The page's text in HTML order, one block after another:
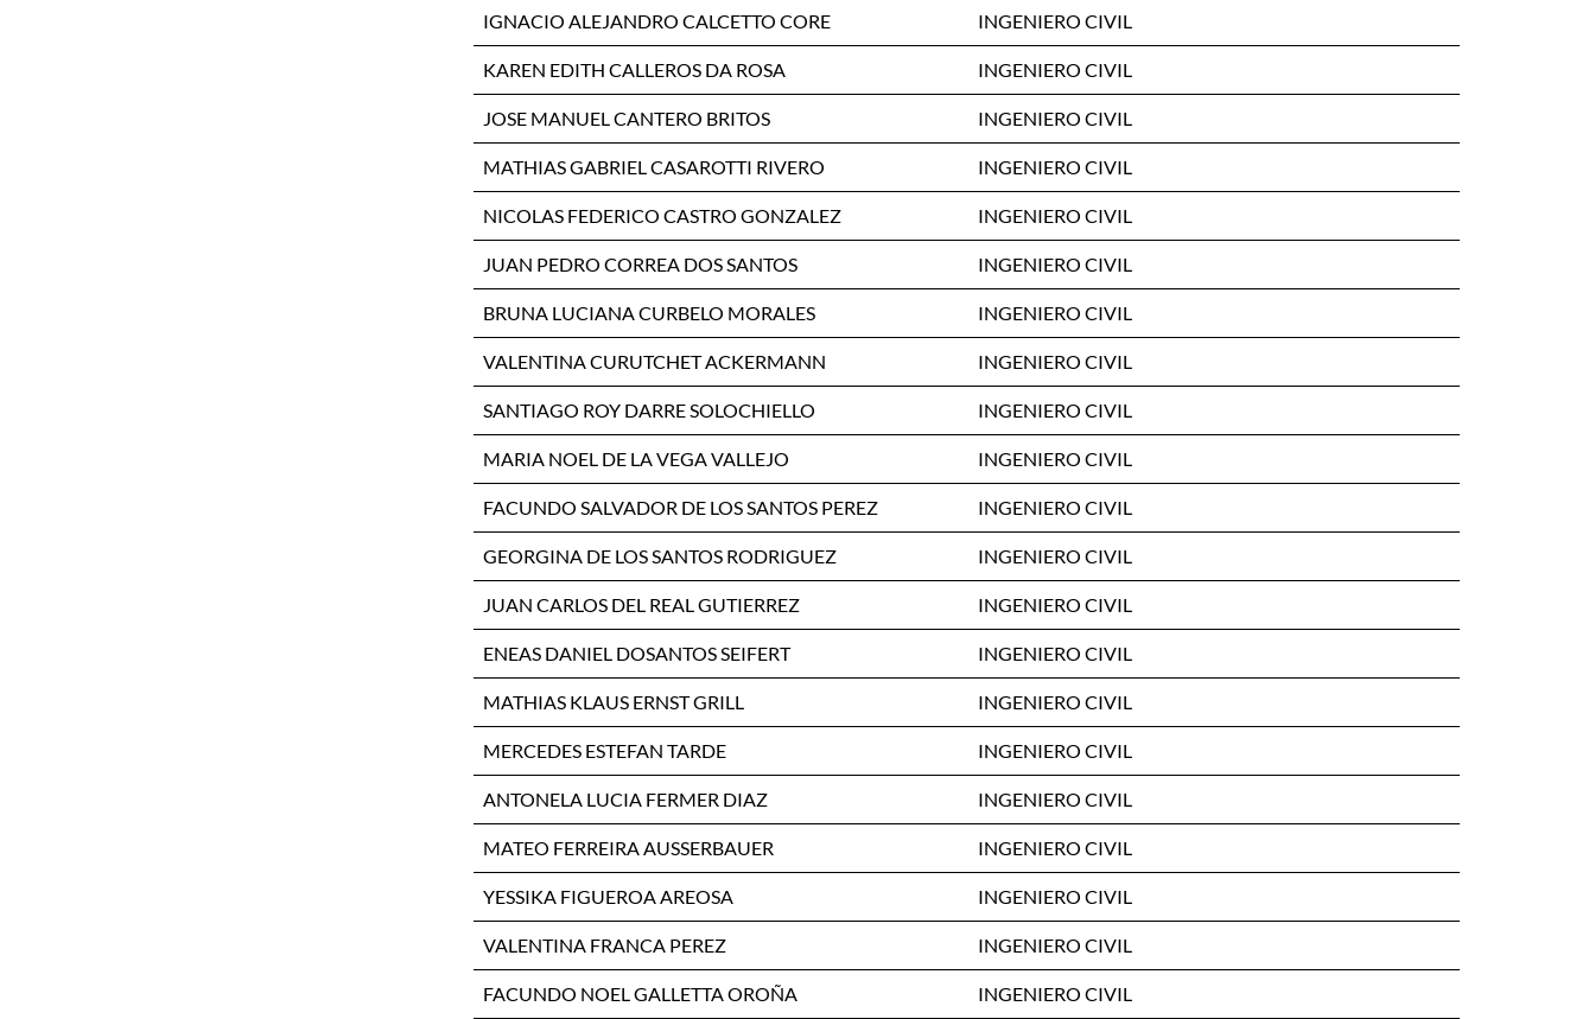
IGNACIO ALEJANDRO CALCETTO CORE INGENIERO CIVIL
KAREN EDITH CALLEROS DA ROSA INGENIERO CIVIL
JOSE MANUEL CANTERO BRITOS INGENIERO CIVIL
MATHIAS GABRIEL CASAROTTI RIVERO INGENIERO CIVIL
NICOLAS FEDERICO CASTRO GONZALEZ INGENIERO CIVIL
JUAN PEDRO CORREA DOS SANTOS INGENIERO CIVIL
BRUNA LUCIANA CURBELO MORALES INGENIERO CIVIL
VALENTINA CURUTCHET ACKERMANN INGENIERO CIVIL
SANTIAGO ROY DARRE SOLOCHIELLO INGENIERO CIVIL
MARIA NOEL DE LA VEGA VALLEJO INGENIERO CIVIL
FACUNDO SALVADOR DE LOS SANTOS PEREZ INGENIERO CIVIL
GEORGINA DE LOS SANTOS RODRIGUEZ INGENIERO CIVIL
JUAN CARLOS DEL REAL GUTIERREZ INGENIERO CIVIL
ENEAS DANIEL DOSANTOS SEIFERT INGENIERO CIVIL
MATHIAS KLAUS ERNST GRILL INGENIERO CIVIL
MERCEDES ESTEFAN TARDE INGENIERO CIVIL
ANTONELA LUCIA FERMER DIAZ INGENIERO CIVIL
MATEO FERREIRA AUSSERBAUER INGENIERO CIVIL
YESSIKA FIGUEROA AREOSA INGENIERO CIVIL
VALENTINA FRANCA PEREZ INGENIERO CIVIL
FACUNDO NOEL GALLETTA OROÑA INGENIERO CIVIL